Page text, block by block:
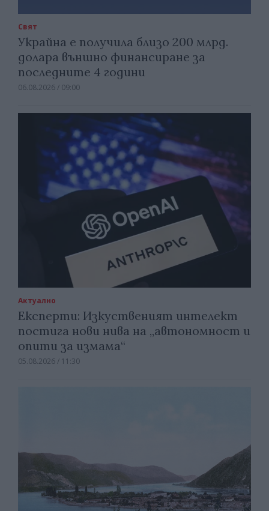
Свят
Украйна е получила близо 200 млрд.
долара външно финансиране за
последните 4 години
06.08.2026 / 09:00
Актуално
Експерти: Изкуственият интелект
постига нови нива на „автономност и
опити за измама“
05.08.2026 / 11:30